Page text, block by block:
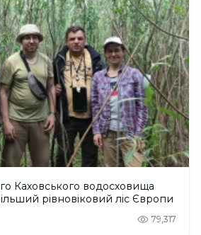
Каховського водосховища
рівновіковий ліс Європи
79,317